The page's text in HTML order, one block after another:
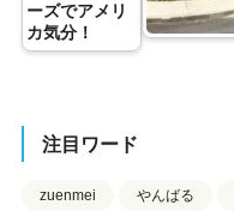
ーズでアメリ
カ気分！
注目ワード
zuenmei やんばる